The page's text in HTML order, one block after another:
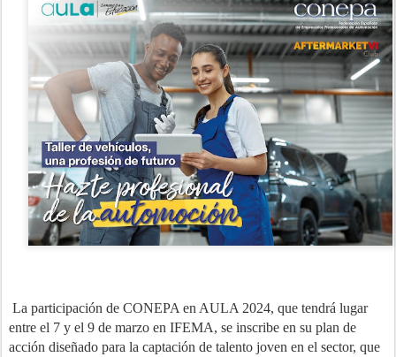
La participación de CONEPA en AULA 2024, que tendrá lugar
entre el 7 y el 9 de marzo en IFEMA, se inscribe en su plan de
acción diseñado para la captación de talento joven en el sector, que